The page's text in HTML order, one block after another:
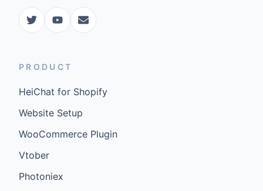
PRODUCT
HeiChat for Shopify
Website Setup
WooCommerce Plugin
Vtober
Photoniex